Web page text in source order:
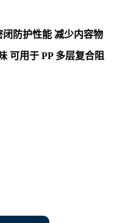
闭防护性能 减少内容物
可用于 PP 多层复合阻